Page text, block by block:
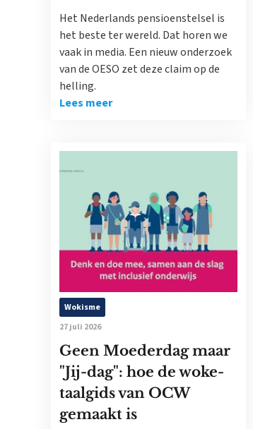
Het Nederlands pensioenstelsel is
het beste ter wereld. Dat horen we
vaak in media. Een nieuw onderzoek
van de OESO zet deze claim op de
helling.
Lees meer
Wokisme
27 juli 2026
Geen Moederdag maar
"Jij-dag": hoe de woke-
taalgids van OCW
gemaakt is